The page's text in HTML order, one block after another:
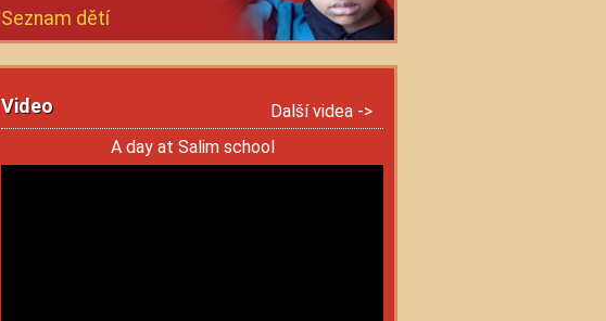
Seznam dětí
Video
Další videa ->
A day at Salim school